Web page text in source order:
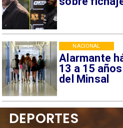
Alarmante
13 a 15
del Minsal
NACIONAL
DEPORTES